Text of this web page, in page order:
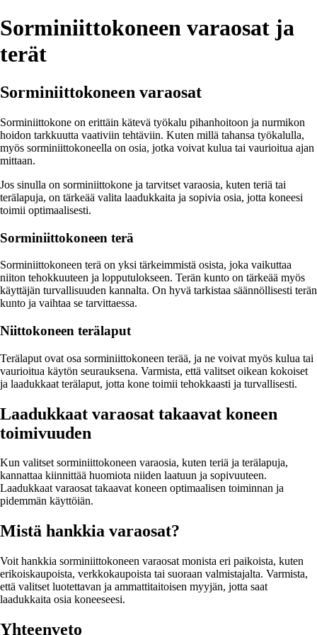
Sorminiittokoneen varaosat ja
terät
Sorminiittokoneen varaosat
Sorminiittokone on erittäin kätevä työkalu pihanhoitoon ja nurmikon
hoidon tarkkuutta vaativiin tehtäviin. Kuten millä tahansa työkalulla,
myös sorminiittokoneella on osia, jotka voivat kulua tai vaurioitua ajan
mittaan.
Jos sinulla on sorminiittokone ja tarvitset varaosia, kuten teriä tai
terälapuja, on tärkeää valita laadukkaita ja sopivia osia, jotta koneesi
toimii optimaalisesti.
Sorminiittokoneen terä
Sorminiittokoneen terä on yksi tärkeimmistä osista, joka vaikuttaa
niiton tehokkuuteen ja lopputulokseen. Terän kunto on tärkeää myös
käyttäjän turvallisuuden kannalta. On hyvä tarkistaa säännöllisesti terän
kunto ja vaihtaa se tarvittaessa.
Niittokoneen terälaput
Terälaput ovat osa sorminiittokoneen terää, ja ne voivat myös kulua tai
vaurioitua käytön seurauksena. Varmista, että valitset oikean kokoiset
ja laadukkaat terälaput, jotta kone toimii tehokkaasti ja turvallisesti.
Laadukkaat varaosat takaavat koneen
toimivuuden
Kun valitset sorminiittokoneen varaosia, kuten teriä ja terälapuja,
kannattaa kiinnittää huomiota niiden laatuun ja sopivuuteen.
Laadukkaat varaosat takaavat koneen optimaalisen toiminnan ja
pidemmän käyttöiän.
Mistä hankkia varaosat?
Voit hankkia sorminiittokoneen varaosat monista eri paikoista, kuten
erikoiskaupoista, verkkokaupoista tai suoraan valmistajalta. Varmista,
että valitset luotettavan ja ammattitaitoisen myyjän, jotta saat
laadukkaita osia koneeseesi.
Yhteenveto